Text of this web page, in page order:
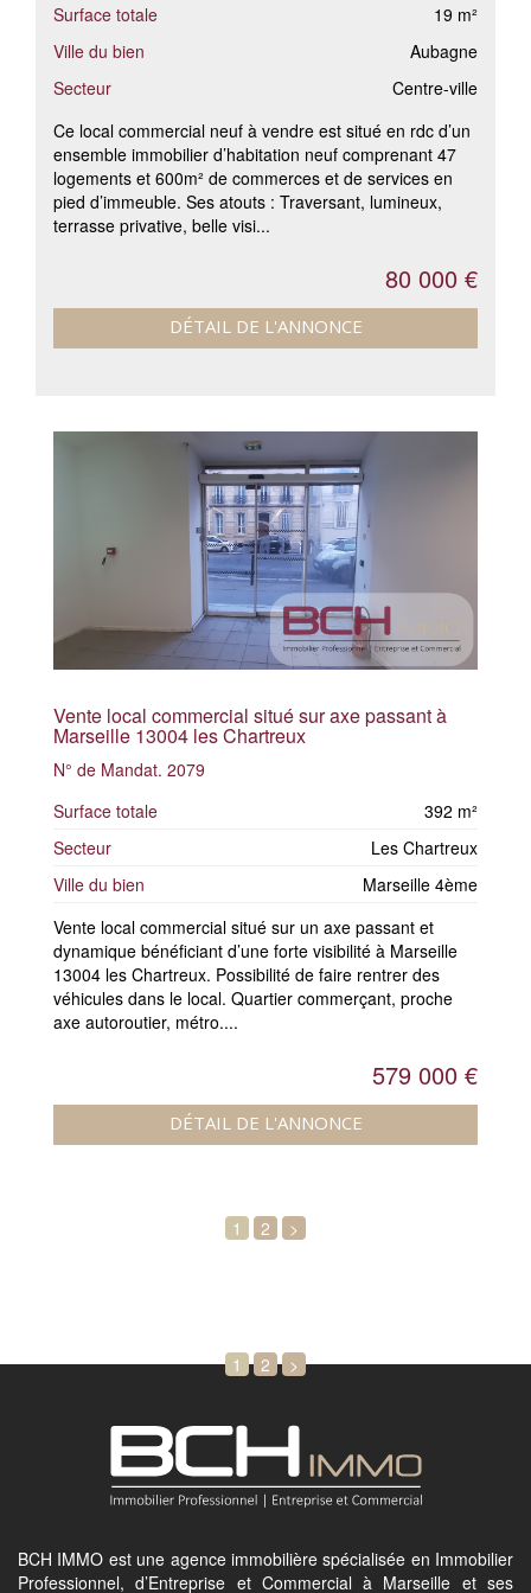
Surface totale
19 m²
Ville du bien
Aubagne
Secteur
Centre-ville
Ce local commercial neuf à vendre est situé en rdc d’un
ensemble immobilier d’habitation neuf comprenant 47
logements et 600m² de commerces et de services en
pied d’immeuble. Ses atouts : Traversant, lumineux,
terrasse privative, belle visi...
80 000 €
DÉTAIL DE L'ANNONCE
Vente local commercial situé sur axe passant à
Marseille 13004 les Chartreux
N° de Mandat. 2079
Surface totale
392 m²
Secteur
Les Chartreux
Ville du bien
Marseille 4ème
Vente local commercial situé sur un axe passant et
dynamique bénéficiant d’une forte visibilité à Marseille
13004 les Chartreux. Possibilité de faire rentrer des
véhicules dans le local. Quartier commerçant, proche
axe autoroutier, métro....
579 000 €
DÉTAIL DE L'ANNONCE
1 2 >
1 2 >
BCH IMMO est une agence immobilière spécialisée en Immobilier
Professionnel, d’Entreprise et Commercial à Marseille et ses